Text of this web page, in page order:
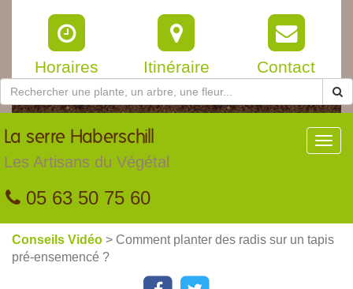
Horaires Itinéraire Contact
La serre Haberschill
Les Artisans du Végétal
05 63 50 75 60
Conseils Vidéo > Comment planter des radis sur un tapis
pré-ensemencé ?